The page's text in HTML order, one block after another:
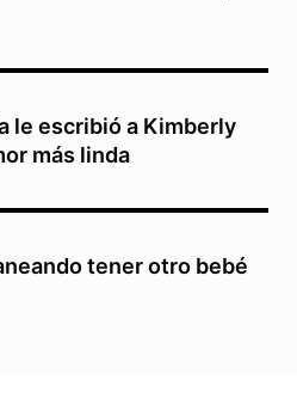
le escribió a Kimberly
más linda
tener otro bebé